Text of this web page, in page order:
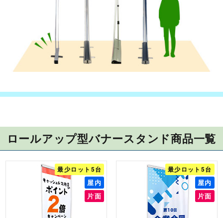
ロールアップ型バナースタンド商品一覧
最少ロット5台
屋内
片面
最少ロット5台
屋内
片面